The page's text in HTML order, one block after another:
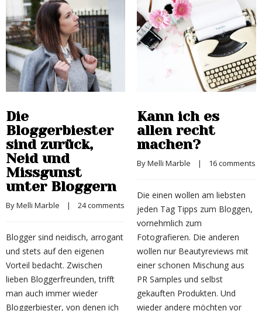
Die
Bloggerbiester
sind zurück,
Neid und
Missgunst
unter Bloggern
By Melli Marble
    |
24 comments
Blogger sind neidisch, arrogant
und stets auf den eigenen
Vorteil bedacht. Zwischen
lieben Bloggerfreunden, trifft
man auch immer wieder
Bloggerbiester, von denen ich
Kann ich es
allen recht
machen?
By Melli Marble
    |
16 comments
Die einen wollen am liebsten
jeden Tag Tipps zum Bloggen,
vornehmlich zum
Fotografieren. Die anderen
wollen nur Beautyreviews mit
einer schonen Mischung aus
PR Samples und selbst
gekauften Produkten. Und
wieder andere möchten vor